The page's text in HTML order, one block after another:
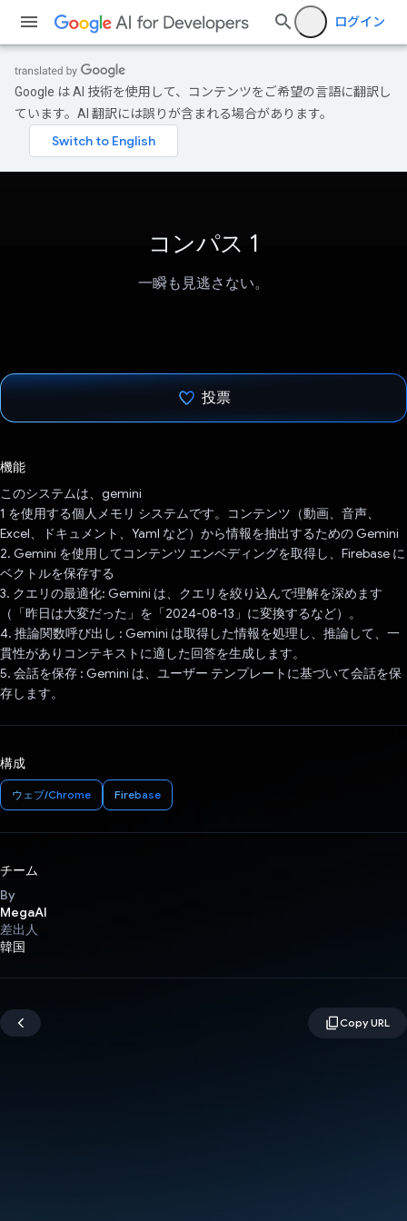
ログイン
Google は AI 技術を使用して、コンテンツをご希望の言語に翻訳し
ています。AI 翻訳には誤りが含まれる場合があります。
コンパス 1
一瞬も見逃さない。
投票
機能
このシステムは、gemini
1 を使用する個人メモリ システムです。コンテンツ（動画、音声、
Excel、ドキュメント、Yaml など）から情報を抽出するための Gemini
2. Gemini を使用してコンテンツ エンベディングを取得し、Firebase に
ベクトルを保存する
3. クエリの最適化: Gemini は、クエリを絞り込んで理解を深めます
（「昨日は大変だった」を「2024-08-13」に変換するなど）。
4. 推論関数呼び出し : Gemini は取得した情報を処理し、推論して、一
貫性がありコンテキストに適した回答を生成します。
5. 会話を保存 : Gemini は、ユーザー テンプレートに基づいて会話を保
存します。
構成
ウェブ/Chrome Firebase
チーム
By
MegaAI
差出人
韓国